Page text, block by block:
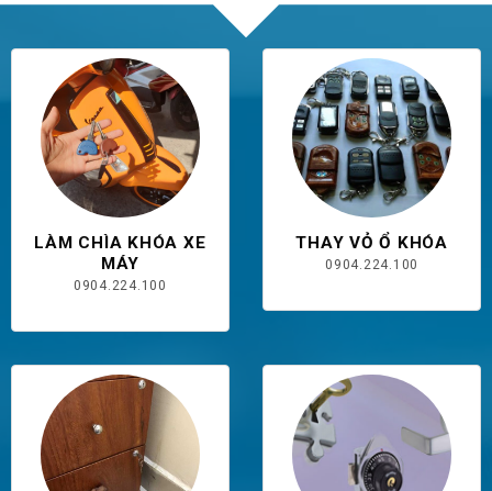
LÀM CHÌA KHÓA XE
MÁY
0904.224.100
THAY VỎ Ổ KHÓA
0904.224.100